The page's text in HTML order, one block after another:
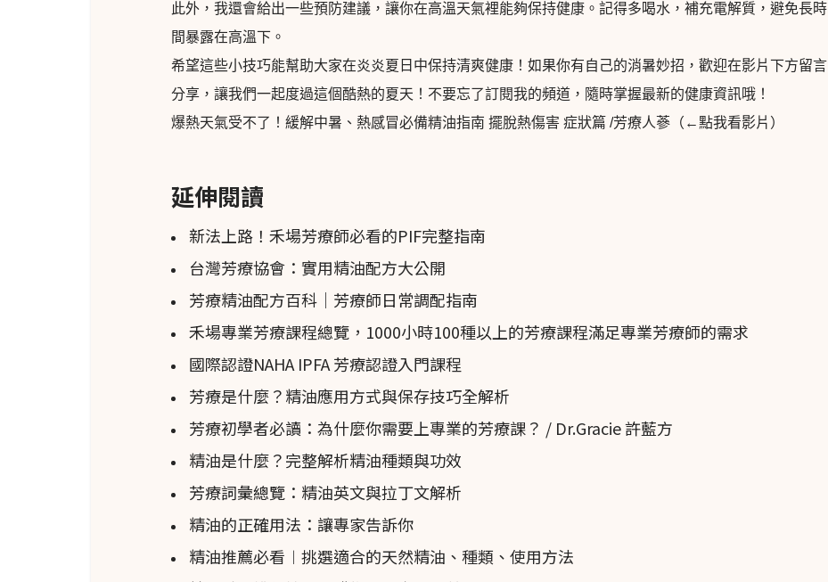
此外，我還會給出一些預防建議，讓你在高溫天氣裡能夠保持健康。記得多喝水，補充電解質，避免長時
間暴露在高溫下。
希望這些小技巧能幫助大家在炎炎夏日中保持清爽健康！如果你有自己的消暑妙招，歡迎在影片下方留言
分享，讓我們一起度過這個酷熱的夏天！不要忘了訂閱我的頻道，隨時掌握最新的健康資訊哦！
爆熱天氣受不了！緩解中暑、熱感冒必備精油指南 擺脫熱傷害 症狀篇 /芳療人蔘 （←點我看影片）
延伸閱讀
新法上路！禾場芳療師必看的PIF完整指南
台灣芳療協會：實用精油配方大公開
芳療精油配方百科｜芳療師日常調配指南
禾場專業芳療課程總覽，1000小時100種以上的芳療課程滿足專業芳療師的需求
國際認證NAHA IPFA 芳療認證入門課程
芳療是什麼？精油應用方式與保存技巧全解析
芳療初學者必讀：為什麼你需要上專業的芳療課？ / Dr.Gracie 許藍方
精油是什麼？完整解析精油種類與功效
芳療詞彙總覽：精油英文與拉丁文解析
精油的正確用法：讓專家告訴你
精油推薦必看︱挑選適合的天然精油、種類、使用方法